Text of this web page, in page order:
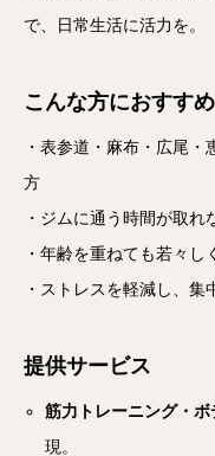
で、日常生活に活力を。
こんな方におすすめ
・表参道・麻布・広尾
方
・ジムに通う時間が取
・年齢を重ねても若々
・ストレスを軽減し、集
提供サービス
筋力トレーニング・ボ
現。